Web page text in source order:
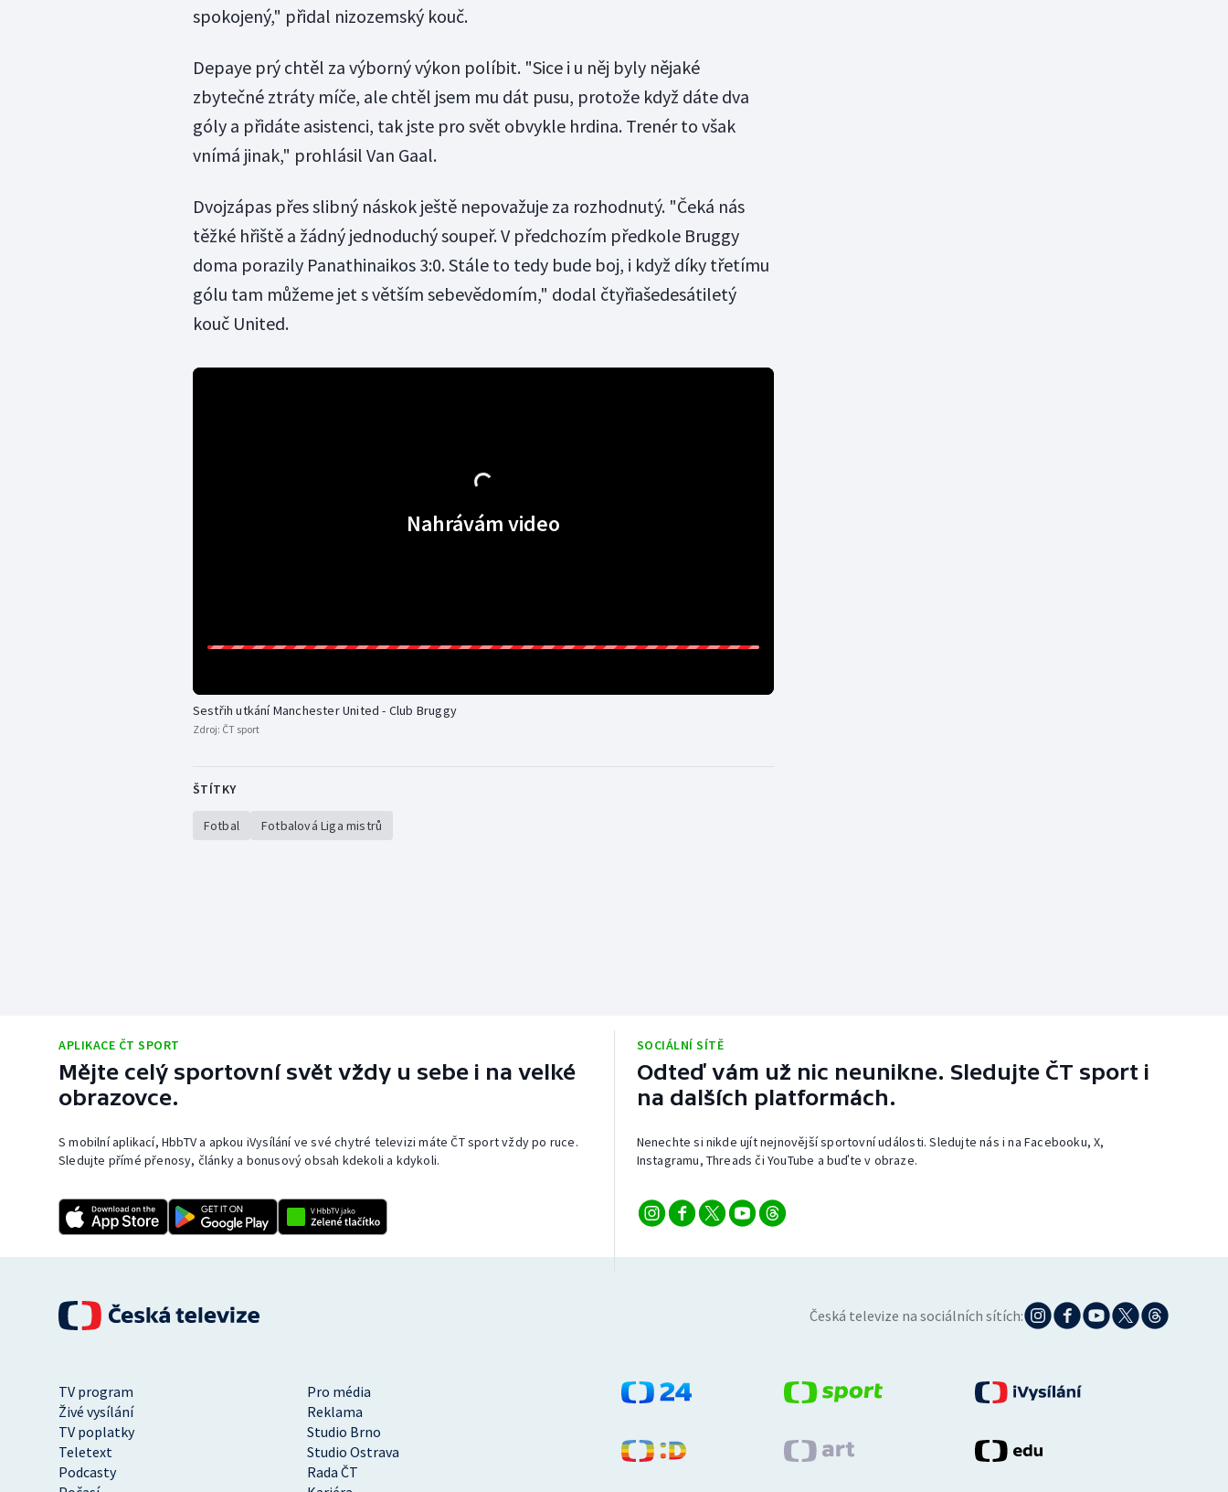
spokojený," přidal nizozemský kouč.
Depaye prý chtěl za výborný výkon políbit. "Sice i u něj byly nějaké
zbytečné ztráty míče, ale chtěl jsem mu dát pusu, protože když dáte dva
góly a přidáte asistenci, tak jste pro svět obvykle hrdina. Trenér to však
vnímá jinak," prohlásil Van Gaal.
Dvojzápas přes slibný náskok ještě nepovažuje za rozhodnutý. "Čeká nás
těžké hřiště a žádný jednoduchý soupeř. V předchozím předkole Bruggy
doma porazily Panathinaikos 3:0. Stále to tedy bude boj, i když díky třetímu
gólu tam můžeme jet s větším sebevědomím," dodal čtyřiašedesátiletý
kouč United.
Nahrávám video
Sestřih utkání Manchester United - Club Bruggy
Zdroj: ČT sport
ŠTÍTKY
Fotbal Fotbalová Liga mistrů
APLIKACE ČT SPORT
Mějte celý sportovní svět vždy u sebe i na velké
obrazovce.
S mobilní aplikací, HbbTV a apkou iVysílání ve své chytré televizi máte ČT sport vždy po ruce.
Sledujte přímé přenosy, články a bonusový obsah kdekoli a kdykoli.
SOCIÁLNÍ SÍTĚ
Odteď vám už nic neunikne. Sledujte ČT sport i
na dalších platformách.
Nenechte si nikde ujít nejnovější sportovní události. Sledujte nás i na Facebooku, X,
Instagramu, Threads či YouTube a buďte v obraze.
Česká televize na sociálních sítích:
TV program
Pro média
Živé vysílání
Reklama
TV poplatky
Studio Brno
Teletext
Studio Ostrava
Podcasty
Rada ČT